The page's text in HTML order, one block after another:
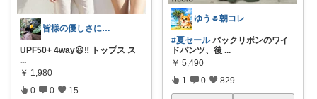
皆様の優しさに感謝です✨happyミルク
UPF50+ 4way😃‼️ トップス ス
...
￥ 1,980
0 0 15
ゆう🌷朝コレ
#夏セールバックリボンのワイ
ドパンツ、後 ...
￥ 5,490
1 0 829